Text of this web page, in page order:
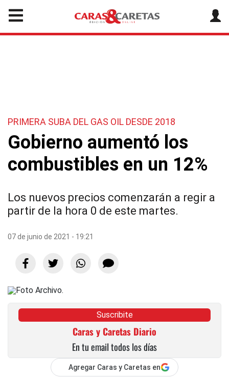
PRIMERA SUBA DEL GAS OIL DESDE 2018
Gobierno aumentó los
combustibles en un 12%
Los nuevos precios comenzarán a regir a
partir de la hora 0 de este martes.
07 de junio de 2021 - 19:21
Suscribite
Caras y Caretas Diario
En tu email todos los días
Agregar Caras y Caretas en